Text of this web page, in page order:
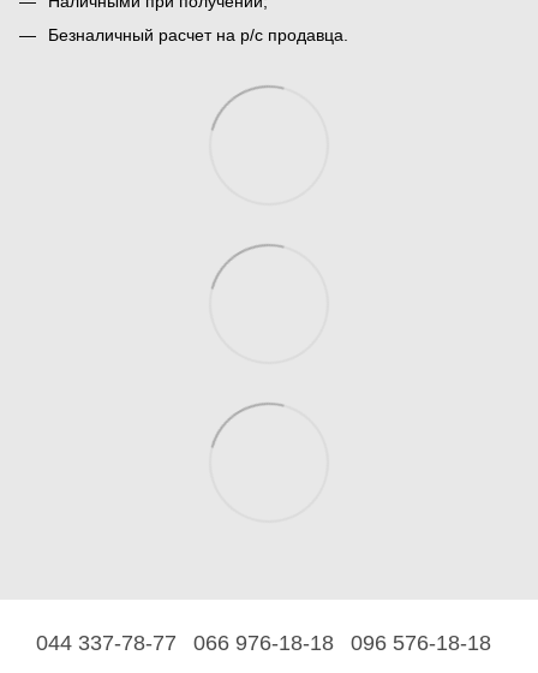
Безналичный расчет на р/с продавца.
044 337-78-77 066 976-18-18
096 576-18-18